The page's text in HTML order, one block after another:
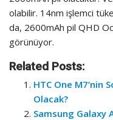
olabilir. 14nm işlemci
da, 2600mAh pil QHD
görünüyor.
Related Posts:
HTC One M7’nin
Olacak?
Samsung Galaxy